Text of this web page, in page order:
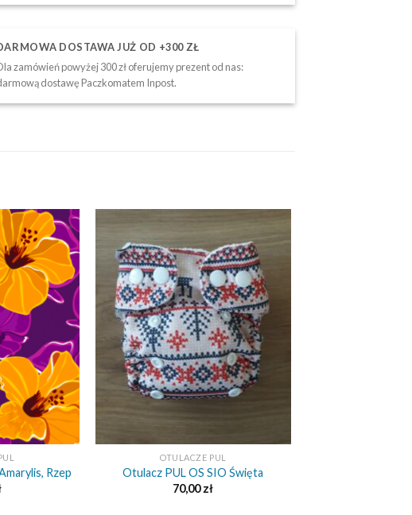
DOSTAWA JUŻ OD +300 ZŁ
zamówień powyżej 300 zł oferujemy prezent od nas:
dostawę Paczkomatem Inpost.
Rzep
OTULACZE PUL
Otulacz PUL OS SIO Święta
70,00zł